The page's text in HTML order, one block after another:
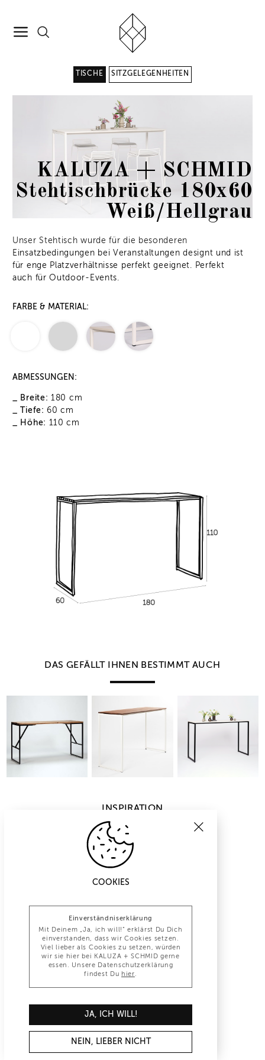
TISCHE SITZGELEGENHEITEN
KALUZA + SCHMID
Stehtischbrücke 180x60
Weiß/Hellgrau
Unser Stehtisch wurde für die besonderen
Einsatzbedingungen bei Veranstaltungen designt und ist
für enge Platzverhältnisse perfekt geeignet. Perfekt
auch für Outdoor-Events.
FARBE & MATERIAL:
ABMESSUNGEN:
_ Breite: 180 cm
_ Tiefe: 60 cm
_ Höhe: 110 cm
DAS GEFÄLLT IHNEN BESTIMMT AUCH
INSPIRATION
INFO@KALUZA-SCHMID.DE
+49 (0)30 847 1277 0
COOKIES
Einverständniserklärung
Mit Deinem „Ja, ich will!“ erklärst Du Dich
einverstanden, dass wir Cookies setzen.
Viel lieber als Cookies zu setzen, würden
wir sie hier bei KALUZA + SCHMID gerne
essen. Unsere Datenschutzerklärung
findest Du hier
JA, ICH WILL!
NEIN, LIEBER NICHT